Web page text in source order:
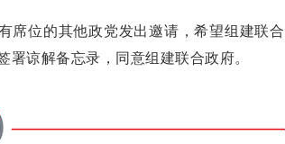
席位的其他政党发出邀请，希望组建联合
谅解备忘录，同意组建联合政府。